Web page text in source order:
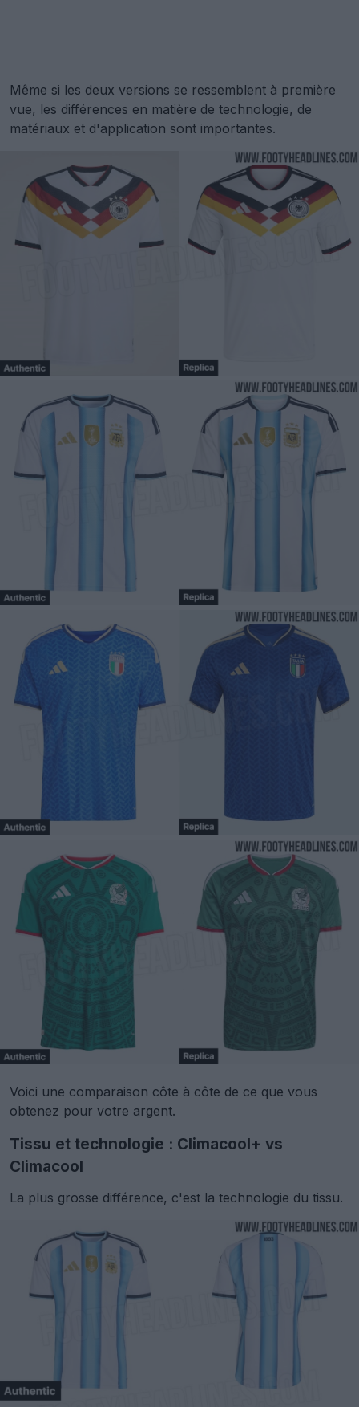
Même si les deux versions se ressemblent à première
vue, les différences en matière de technologie, de
matériaux et d'application sont importantes.
Voici une comparaison côte à côte de ce que vous
obtenez pour votre argent.
Tissu et technologie : Climacool+ vs
Climacool
La plus grosse différence, c'est la technologie du tissu.